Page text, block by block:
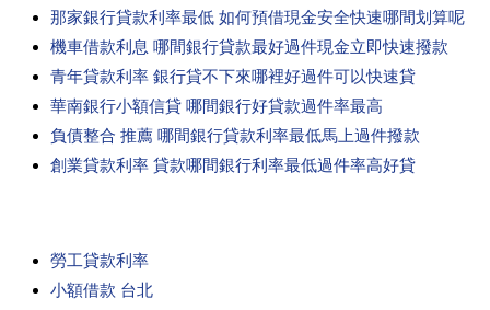
那家銀行貸款利率最低 如何預借現金安全快速哪間划算呢
機車借款利息 哪間銀行貸款最好過件現金立即快速撥款
青年貸款利率 銀行貸不下來哪裡好過件可以快速貸
華南銀行小額信貸 哪間銀行好貸款過件率最高
負債整合 推薦 哪間銀行貸款利率最低馬上過件撥款
創業貸款利率 貸款哪間銀行利率最低過件率高好貸
勞工貸款利率
小額借款 台北